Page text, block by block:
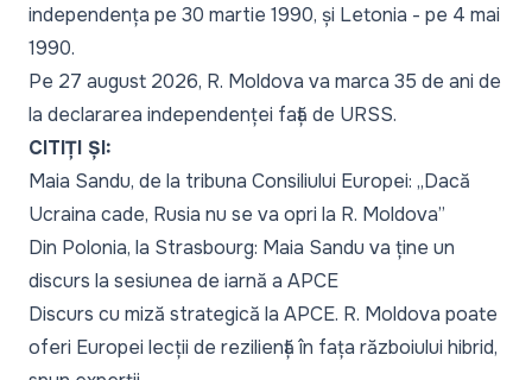
independența pe 30 martie 1990, și Letonia - pe 4 mai
1990.
Pe 27 august 2026, R. Moldova va marca 35 de ani de
la declararea independenței față de URSS.
CITIȚI ȘI:
Maia Sandu, de la tribuna Consiliului Europei: „Dacă
Ucraina cade, Rusia nu se va opri la R. Moldova”
Din Polonia, la Strasbourg: Maia Sandu va ține un
discurs la sesiunea de iarnă a APCE
Discurs cu miză strategică la APCE. R. Moldova poate
oferi Europei lecții de reziliență în fața războiului hibrid,